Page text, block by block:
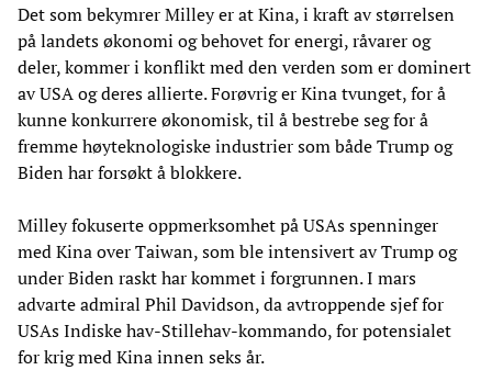
Det som bekymrer Milley er at Kina, i kraft av størrelsen
på landets økonomi og behovet for energi, råvarer og
deler, kommer i konflikt med den verden som er dominert
av USA og deres allierte. Forøvrig er Kina tvunget, for å
kunne konkurrere økonomisk, til å bestrebe seg for å
fremme høyteknologiske industrier som både Trump og
Biden har forsøkt å blokkere.
Milley fokuserte oppmerksomhet på USAs spenninger
med Kina over Taiwan, som ble intensivert av Trump og
under Biden raskt har kommet i forgrunnen. I mars
advarte admiral Phil Davidson, da avtroppende sjef for
USAs Indiske hav-Stillehav-kommando, for potensialet
for krig med Kina innen seks år.